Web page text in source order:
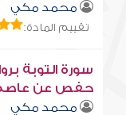
محمد مكي
تقييم المادة:
سورة التوبة
حفص عن
محمد مكي